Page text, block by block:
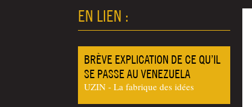
EN LIEN :
BRÈVE EXPLICATION DE CE QU’IL
SE PASSE AU VENEZUELA
UZIN - La fabrique des idées